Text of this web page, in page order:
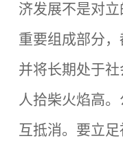
济发展不是对
重要组成部分
并将长期处于
人拾柴火焰高
互抵消。要立